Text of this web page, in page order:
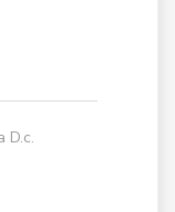
D.c.